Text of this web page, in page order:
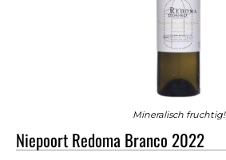
Mineralisch fruchtig!
Niepoort Redoma Branco 2022